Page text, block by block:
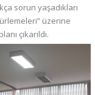
sorun yaşadıkları
üzerine
çıkarıldı.